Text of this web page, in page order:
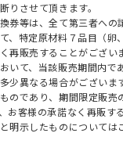
りさせて頂きます。
券等は、全て第三者への
、特定原材料７品目（
販売することがござい
て、当該販売期間内で
少異なる場合がございます
のであり、期間限定販売
客様の承諾なく再販す
明示したものについては